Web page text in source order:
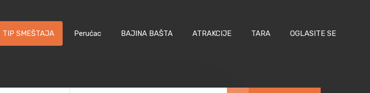
TIP SMEŠTAJA Perućac BAJINA BAŠTA ATRAKCIJE TARA OGLASITE SE